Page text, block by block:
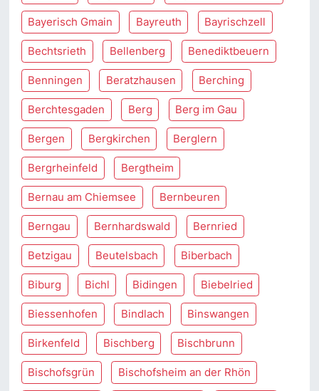
Bayerisch Gmain Bayreuth Bayrischzell
Bechtsrieth Bellenberg Benediktbeuern
Benningen Beratzhausen Berching
Berchtesgaden Berg Berg im Gau
Bergen Bergkirchen Berglern
Bergrheinfeld Bergtheim
Bernau am Chiemsee Bernbeuren
Berngau Bernhardswald Bernried
Betzigau Beutelsbach Biberbach
Biburg Bichl Bidingen Biebelried
Biessenhofen Bindlach Binswangen
Birkenfeld Bischberg Bischbrunn
Bischofsgrün Bischofsheim an der Rhön